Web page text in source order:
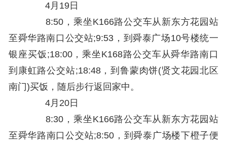
4月19日
8:50，乘坐K166路公交车从新东方花园站
至舜华路南口公交站;9:53，到舜泰广场10号楼统一
银座买饭;18:00，乘坐K168路公交车从舜华路南口
到康虹路公交站;18:48，到鲁蒙肉饼(贤文花园北区
南门)买饭，随后步行返回家中。
4月20日
8:30，乘坐K166路公交车从新东方花园站
至舜华路南口公交站;8:50，到舜泰广场楼下橙子便